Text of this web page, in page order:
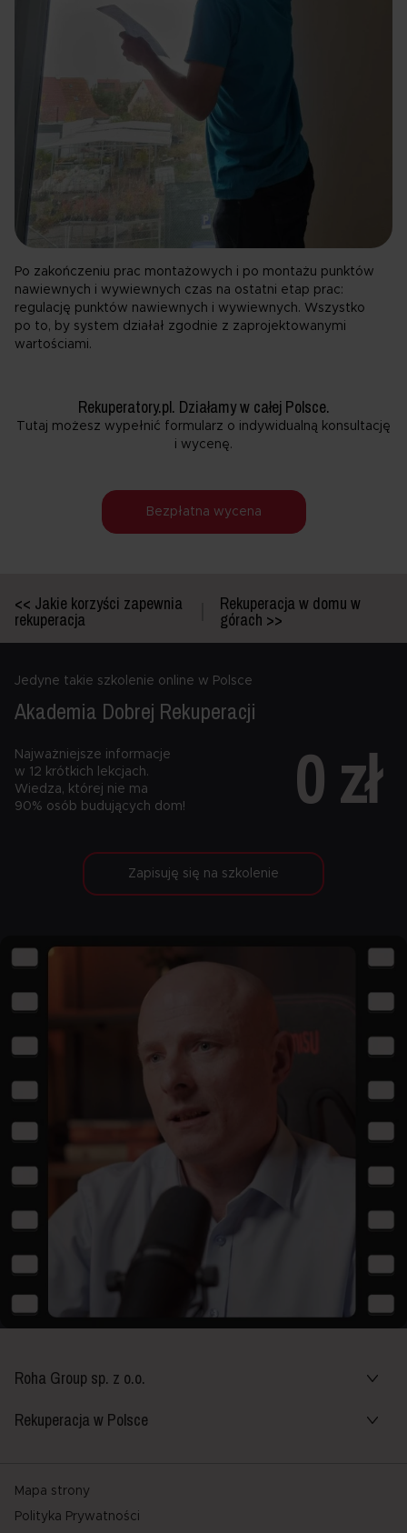
Po zakończeniu prac montażowych i po montażu punktów
nawiewnych i wywiewnych czas na ostatni etap prac:
regulację punktów nawiewnych i wywiewnych. Wszystko
po to, by system działał zgodnie z zaprojektowanymi
wartościami.
Rekuperatory.pl. Działamy w całej Polsce.
Tutaj możesz wypełnić formularz o indywidualną konsultację
i wycenę.
Bezpłatna wycena
<< Jakie korzyści zapewnia
rekuperacja
Rekuperacja w domu w
górach >>
Jedyne takie szkolenie online w Polsce
Akademia Dobrej Rekuperacji
Najważniejsze informacje
w 12 krótkich lekcjach.
Wiedza, której nie ma
90% osób budujących dom!
0 zł
Zapisuję się na szkolenie
Roha Group sp. z o.o.
Rekuperacja w Polsce
Mapa strony
Polityka Prywatności